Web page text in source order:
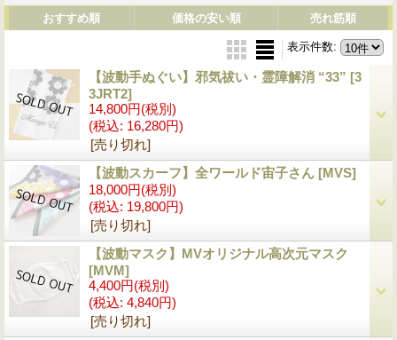
おすすめ順 価格の安い順 売れ筋順
表示件数:
【波動手ぬぐい】邪気祓い・霊障解消 “33” [3
3JRT2]
14,800円(税別)
(税込: 16,280円)
[売り切れ]
【波動スカーフ】全ワールド宙子さん [MVS]
18,000円(税別)
(税込: 19,800円)
[売り切れ]
【波動マスク】MVオリジナル高次元マスク
[MVM]
4,400円(税別)
(税込: 4,840円)
[売り切れ]